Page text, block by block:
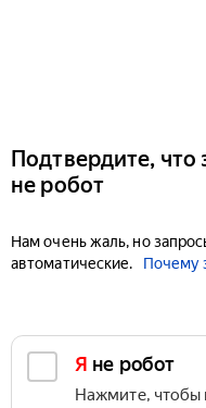
Подтвердите, что
не робот
Нам очень жаль, но
автоматические.
Почему
Я не робот
Нажмите, чтобы